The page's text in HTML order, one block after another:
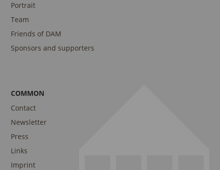
Portrait
Team
Friends of DAM
Sponsors and supporters
COMMON
Contact
Newsletter
Press
Links
Imprint